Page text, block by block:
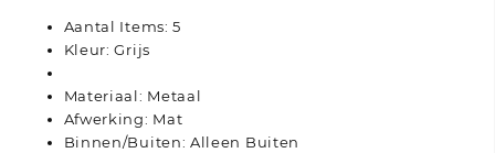
Aantal Items: 5
Kleur: Grijs
Materiaal: Metaal
Afwerking: Mat
Binnen/Buiten: Alleen Buiten